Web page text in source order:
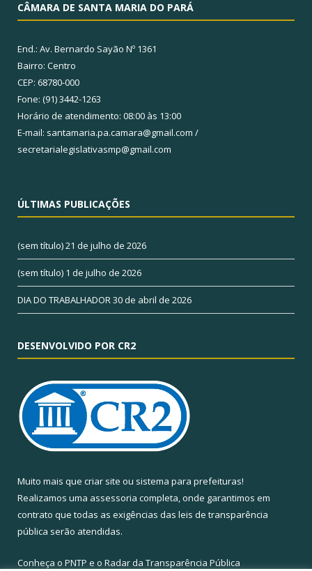
CÂMARA DE SANTA MARIA DO PARÁ
End.: Av. Bernardo Sayão Nº 1361
Bairro: Centro
CEP: 68780-000
Fone: (91) 3442-1263
Horário de atendimento: 08:00 às 13:00
E-mail: santamaria.pa.camara@gmail.com /
secretarialegislativasmp@gmail.com
ÚLTIMAS PUBLICAÇÕES
(sem título)21 de julho de 2026
(sem título) 1 de julho de 2026
DIA DO TRABALHADOR30 de abril de 2026
DESENVOLVIDO POR CR2
Muito mais que criar site ou sistema para prefeituras!
Realizamos uma assessoria completa, onde garantimos em
contrato que todas as exigências das leis de transparência
pública serão atendidas.
Conheça o PNTP e o Radar da Transparência Pública